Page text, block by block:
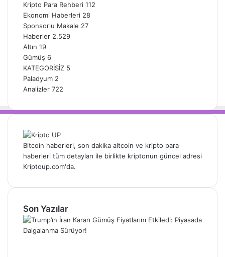
Kripto Para Rehberi 112
Ekonomi Haberleri 28
Sponsorlu Makale 27
Haberler 2.529
Altın 19
Gümüş 6
KATEGORİSİZ 5
Paladyum 2
Analizler 722
Bitcoin haberleri, son dakika altcoin ve kripto para
haberleri tüm detayları ile birlikte kriptonun güncel adresi
Kriptoup.com'da.
Son Yazılar